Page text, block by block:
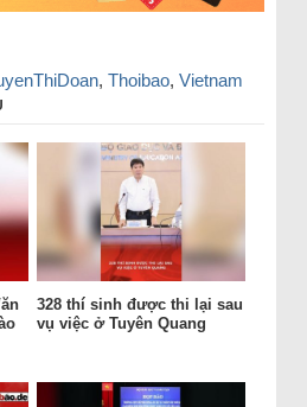
, Thoibao, Vietnam
328 thí sinh được thi lại sau
vụ việc ở Tuyên Quang